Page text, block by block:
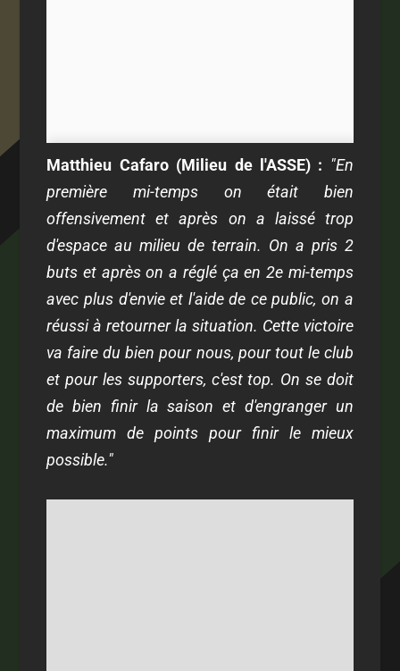
Matthieu Cafaro (Milieu de l'ASSE) : "En
première mi-temps on était bien
offensivement et après on a laissé trop
d'espace au milieu de terrain. On a pris 2
buts et après on a réglé ça en 2e mi-temps
avec plus d'envie et l'aide de ce public, on a
réussi à retourner la situation. Cette victoire
va faire du bien pour nous, pour tout le club
et pour les supporters, c'est top. On se doit
de bien finir la saison et d'engranger un
maximum de points pour finir le mieux
possible."